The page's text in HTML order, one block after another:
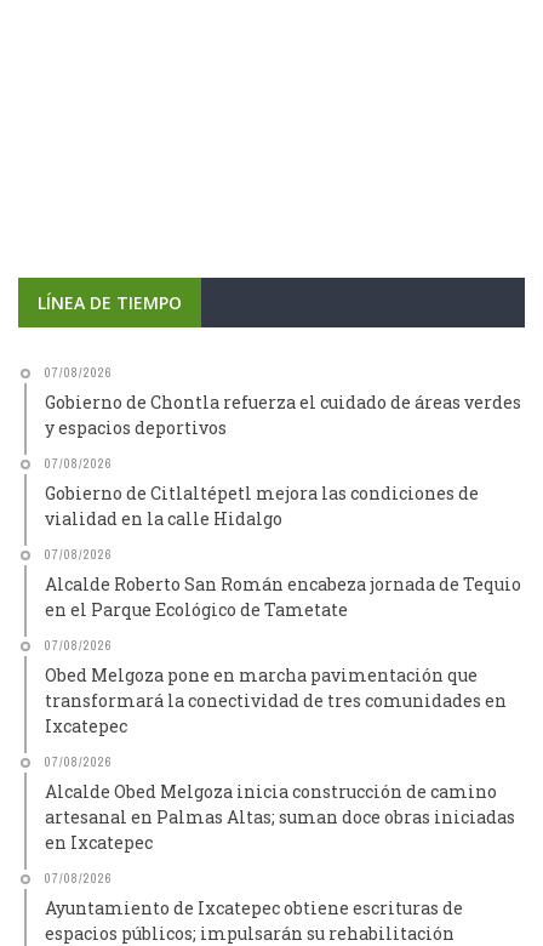
LÍNEA DE TIEMPO
07/08/2026
Gobierno de Chontla refuerza el cuidado de áreas verdes
y espacios deportivos
07/08/2026
Gobierno de Citlaltépetl mejora las condiciones de
vialidad en la calle Hidalgo
07/08/2026
Alcalde Roberto San Román encabeza jornada de Tequio
en el Parque Ecológico de Tametate
07/08/2026
Obed Melgoza pone en marcha pavimentación que
transformará la conectividad de tres comunidades en
Ixcatepec
07/08/2026
Alcalde Obed Melgoza inicia construcción de camino
artesanal en Palmas Altas; suman doce obras iniciadas
en Ixcatepec
07/08/2026
Ayuntamiento de Ixcatepec obtiene escrituras de
espacios públicos; impulsarán su rehabilitación